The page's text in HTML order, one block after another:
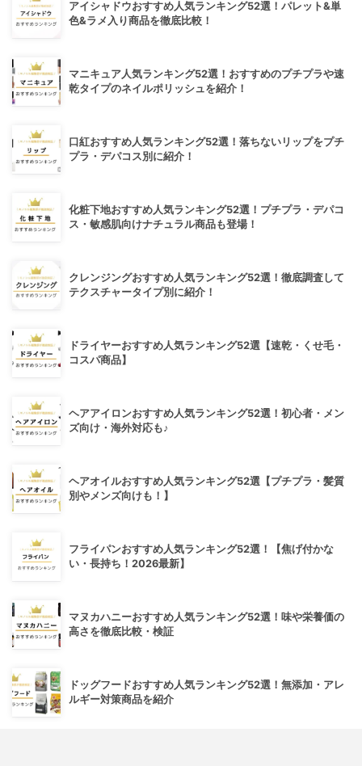
アイシャドウおすすめ人気ランキング52選！パレット&単
色&ラメ入り商品を徹底比較！
マニキュア人気ランキング52選！おすすめのプチプラや速
乾タイプのネイルポリッシュを紹介！
口紅おすすめ人気ランキング52選！落ちないリップをプチ
プラ・デパコス別に紹介！
化粧下地おすすめ人気ランキング52選！プチプラ・デパコ
ス・敏感肌向けナチュラル商品も登場！
クレンジングおすすめ人気ランキング52選！徹底調査して
テクスチャータイプ別に紹介！
ドライヤーおすすめ人気ランキング52選【速乾・くせ毛・
コスパ商品】
ヘアアイロンおすすめ人気ランキング52選！初心者・メン
ズ向け・海外対応も♪
ヘアオイルおすすめ人気ランキング52選【プチプラ・髪質
別やメンズ向けも！】
フライパンおすすめ人気ランキング52選！【焦げ付かな
い・長持ち！2026最新】
マヌカハニーおすすめ人気ランキング52選！味や栄養価の
高さを徹底比較・検証
ドッグフードおすすめ人気ランキング52選！無添加・アレ
ルギー対策商品を紹介